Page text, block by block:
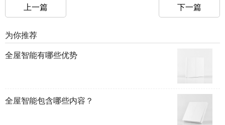
上一篇 下一篇
为你推荐
全屋智能有哪些优势
全屋智能包含哪些内容？